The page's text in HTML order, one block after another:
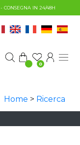
- CONSEGNA IN 24/48H
0
Home > Ricerca